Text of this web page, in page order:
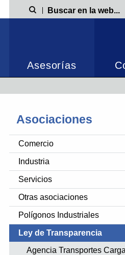
Búsqueda
Asesorías
Asociaciones
Comercio
Industria
Servicios
Otras asociaciones
Polígonos Industriales
Ley de Transparencia
Agencia Transportes